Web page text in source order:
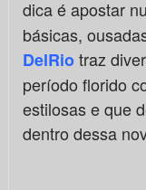
dica é apostar
básicas,
DelRiotraz
período florido
estilosas e que
dentro dessa